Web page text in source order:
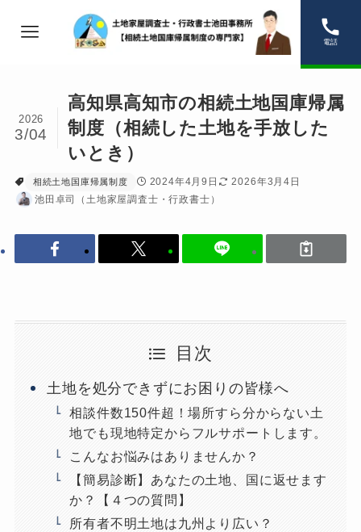
電話
高知県高知市の相続土地国庫帰属
制度（相続した土地を手放した
いとき）
2026
3/04
相続土地国庫帰属制度 2024年4月9日
2026年3月4日
池田卓司（土地家屋調査士・行政書士）
目次
土地を処分できずにお困りの皆様へ
相談件数150件超！場所すら分からない土
地でも現地特定からフルサポートします。
こんなお悩みはありませんか？
【簡易診断】あなたの土地、国に返せます
か？【４つの質問】
所有者不明土地は九州より広い？